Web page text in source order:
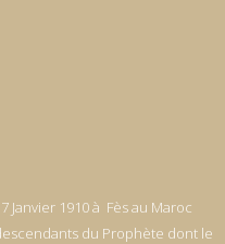
Janvier 1910 à Fès au Maroc
du Prophète dont le